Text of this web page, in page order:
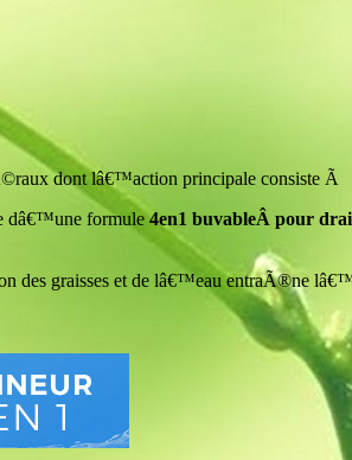
dont lâ€™action principale consiste Ã
dâ€™une formule4en1 buvableÂ pour
des graisses et de lâ€™eau entraÃ®ne